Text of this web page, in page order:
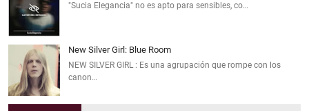
"Sucia Elegancia" no es apto para sensibles, co…
New Silver Girl: Blue Room
NEW SILVER GIRL : Es una agrupación que rompe con los
canon…